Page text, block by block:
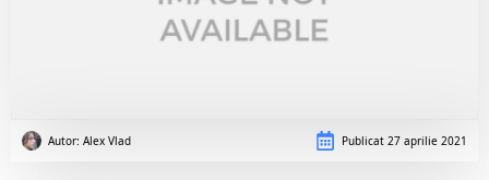
Autor: Alex Vlad Publicat 27 aprilie 2021